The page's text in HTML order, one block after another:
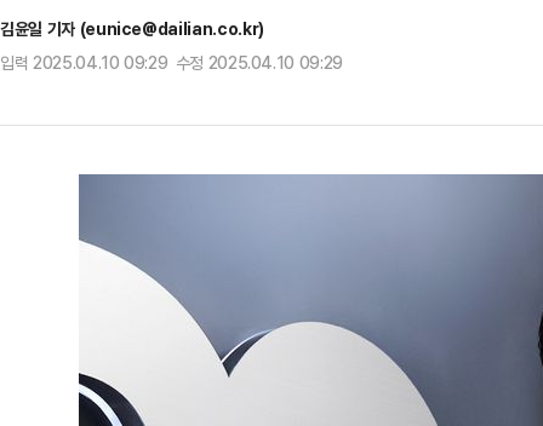
김윤일 기자 (eunice@dailian.co.kr)
입력 2025.04.10 09:29 수정 2025.04.10 09:29